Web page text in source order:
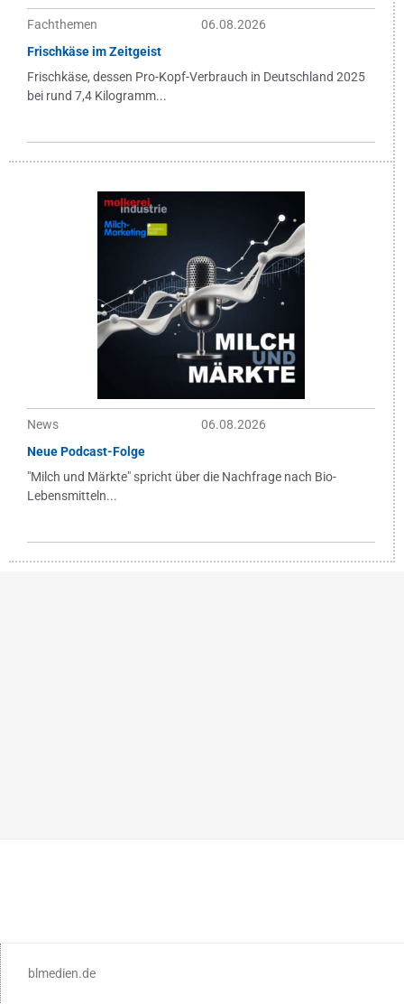
Fachthemen
06.08.2026
Frischkäse im Zeitgeist
Frischkäse, dessen Pro-Kopf-Verbrauch in Deutschland 2025
bei rund 7,4 Kilogramm...
News
06.08.2026
Neue Podcast-Folge
"Milch und Märkte" spricht über die Nachfrage nach Bio-
Lebensmitteln...
blmedien.de